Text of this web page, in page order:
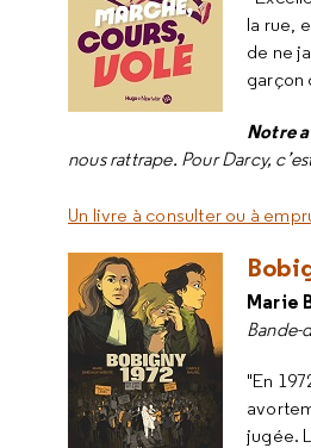
la rue,
de ne
garçon
Notre
nous rattrape. Pour Darcy,
Un livre à consulter ou à
Marie
Bande-
"En
jugée.